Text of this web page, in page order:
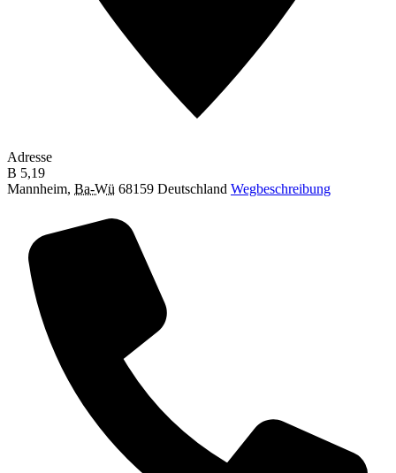
Adresse
B 5,19
Mannheim, Ba-Wü 68159 Deutschland Wegbeschreibung